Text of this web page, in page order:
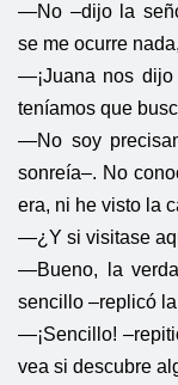
—No –dijo la
se me ocurre
—¡Juana nos
teníamos que
—No soy
sonreía–. No
era, ni he visto la
—¿Y si visitase
—Bueno, la
sencillo –replicó
—¡Sencillo!
vea si descubre